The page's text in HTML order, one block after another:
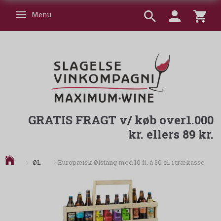
Skifte navigation
Menu
GRATIS FRAGT v/ køb over1.000
kr. ellers 89 kr.
ØL Europæisk Ølstang med 10 fl. á 50 cl. i trækasse